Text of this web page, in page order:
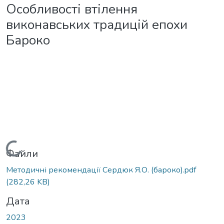
Особливості втілення
виконавських традицій епохи
Бароко
Вантажиться...
Файли
Методичні рекомендації Сердюк Я.О. (бароко).pdf
(282,26 KB)
Дата
2023